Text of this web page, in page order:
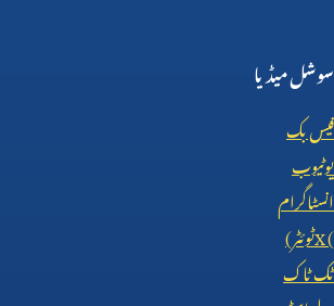
سوشل میڈیا
فیس بک
یوٹیوب
انسٹاگرام
X (ٹوئٹر)
ٹک ٹاک